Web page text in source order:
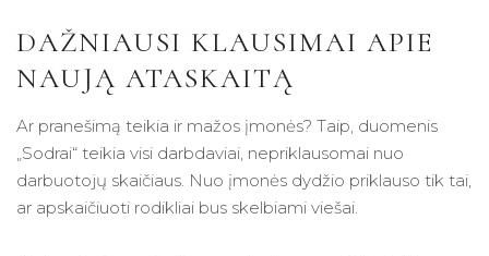
DAŽNIAUSI KLAUSIMAI APIE
NAUJĄ ATASKAITĄ
Ar pranešimą teikia ir mažos įmonės? Taip, duomenis
„Sodrai“ teikia visi darbdaviai, nepriklausomai nuo
darbuotojų skaičiaus. Nuo įmonės dydžio priklauso tik tai,
ar apskaičiuoti rodikliai bus skelbiami viešai.